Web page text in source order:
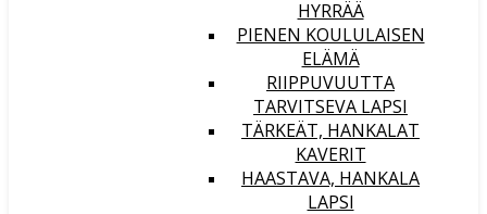
HYRRÄÄ
PIENEN KOULULAISEN
ELÄMÄ
RIIPPUVUUTTA
TARVITSEVA LAPSI
TÄRKEÄT, HANKALAT
KAVERIT
HAASTAVA, HANKALA
LAPSI